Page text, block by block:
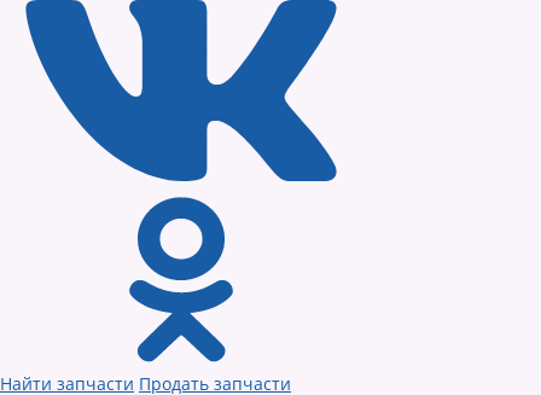
Найти запчасти Продать запчасти